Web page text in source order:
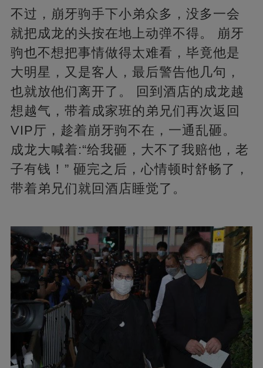
不过，崩牙驹手下小弟众多，没多一会
就把成龙的头按在地上动弹不得。 崩牙
驹也不想把事情做得太难看，毕竟他是
大明星，又是客人，最后警告他几句，
也就放他们离开了。 回到酒店的成龙越
想越气，带着成家班的弟兄们再次返回
VIP厅，趁着崩牙驹不在，一通乱砸。
成龙大喊着:“给我砸，大不了我赔他，老
子有钱！” 砸完之后，心情顿时舒畅了，
带着弟兄们就回酒店睡觉了。